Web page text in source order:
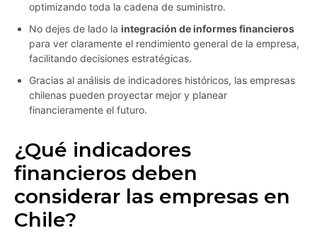
optimizando toda la cadena de suministro.
No dejes de lado la integración de informes financieros
para ver claramente el rendimiento general de la empresa,
facilitando decisiones estratégicas.
Gracias al análisis de indicadores históricos, las empresas
chilenas pueden proyectar mejor y planear
financieramente el futuro.
¿Qué indicadores
financieros deben
considerar las empresas en
Chile?